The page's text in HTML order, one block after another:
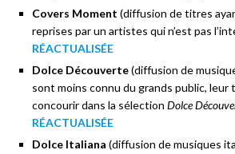
Covers Moment (diffusion de titres
reprises par un artistes qui n’est pas
RÉACTUALISÉE
Dolce Découverte(diffusion de
sont moins connu du grands public,
concourir dans la sélection Dolce
RÉACTUALISÉE
Dolce Italiana (diffusion de musiques